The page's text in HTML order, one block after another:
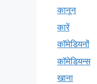
कानून
कारें
कॉमेडियनों
कॉमेडियन्स
खाना